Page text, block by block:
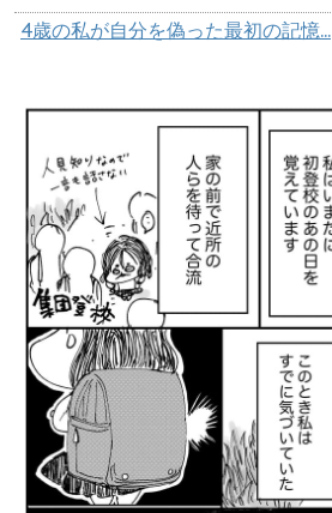
4歳の私が自分を偽った最初の記憶...